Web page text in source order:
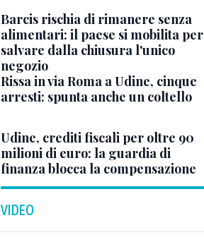
Barcis rischia di rimanere senza
alimentari: il paese si mobilita per
salvare dalla chiusura l'unico
negozio
Rissa in via Roma a Udine, cinque
arresti: spunta anche un coltello
Udine, crediti fiscali per oltre 90
milioni di euro: la guardia di
finanza blocca la compensazione
VIDEO